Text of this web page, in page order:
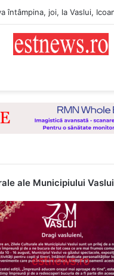
ale Municipiului Vaslui